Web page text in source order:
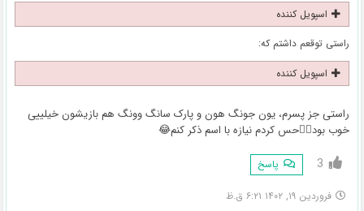
اسپویل کننده
راستی توقعم داشتم که:
اسپویل کننده
راستی جز پسرم، یون جونگ هون و پارک سانگ وونگ هم بازیشون خیلییی
خوب بود👌🏻حس کردم نیازه با اسم ذکر کنم😂
3 پاسخ
فروردین ۱۹, ۱۴۰۲ ۶:۲۱ ق.ظ